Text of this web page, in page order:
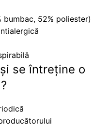
bumbac, 52% poliester)
se întreține o